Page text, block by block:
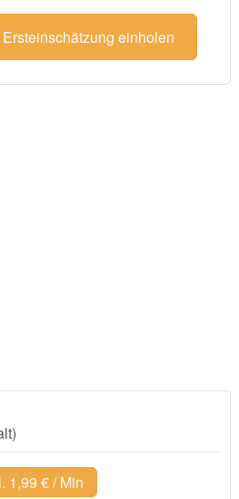
einholen
1,99 € / Min